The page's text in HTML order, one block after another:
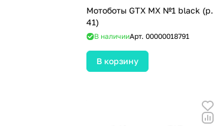
Мотоботы GTX MX №1 black (р.
41)
В наличииАрт. 00000018791
В корзину